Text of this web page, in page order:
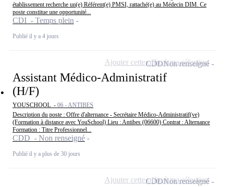
établissement recherche un(e) Référent(e) PMSI, rattaché(e) au Médecin DIM. Ce
poste constitue une opportunité...
CDI - Temps plein
Publié il y a 4 jours
Assistant Médico-Administratif
(H/F)
YOUSCHOOL - 06 - ANTIBES
Description du poste : Offre d'alternance - Secrétaire Médico-Administratif(ve)
(Formation à distance avec YouSchool) Lieu : Antibes (06600) Contrat : Alternance
Formation : Titre Professionnel...
CDD - Non renseigné
Publié il y a plus de 30 jours
CDDNon renseigné
Ajouter cette offre à ma sélection
CDDNon renseigné
Ajouter cette offre à ma sélection